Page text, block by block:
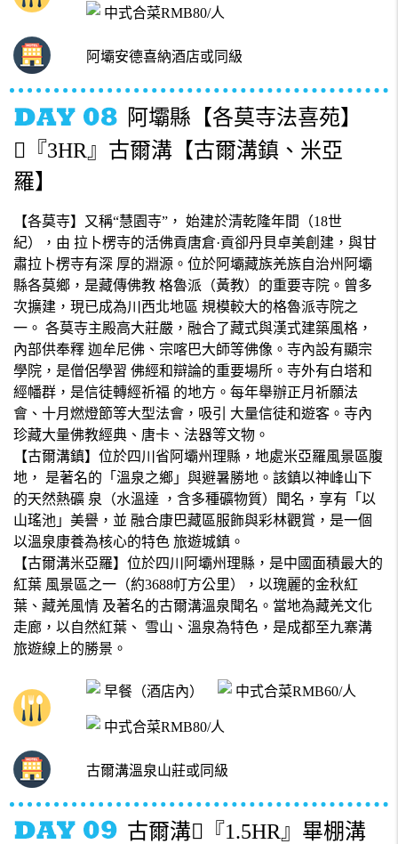
中式合菜RMB80/人
阿壩安德喜納酒店或同級
阿壩縣【各莫寺法喜苑】
『3HR』古爾溝【古爾溝鎮、米亞
羅】
【各莫寺】又稱“慧園寺”， 始建於清乾隆年間（18世
紀），由 拉卜楞寺的活佛貢唐倉·貢卻丹貝卓美創建，與甘
肅拉卜楞寺有深 厚的淵源。位於阿壩藏族羌族自治州阿壩
縣各莫鄉，是藏傳佛教 格魯派（黃教）的重要寺院。曾多
次擴建，現已成為川西北地區 規模較大的格魯派寺院之
一。 各莫寺主殿高大莊嚴，融合了藏式與漢式建築風格，
內部供奉釋 迦牟尼佛、宗喀巴大師等佛像。寺內設有顯宗
學院，是僧侶學習 佛經和辯論的重要場所。寺外有白塔和
經幡群，是信徒轉經祈福 的地方。每年舉辦正月祈願法
會、十月燃燈節等大型法會，吸引 大量信徒和遊客。寺內
珍藏大量佛教經典、唐卡、法器等文物。
【古爾溝鎮】位於四川省阿壩州理縣，地處米亞羅風景區腹
地， 是著名的「溫泉之鄉」與避暑勝地。該鎮以神峰山下
的天然熱礦 泉（水溫達 ，含多種礦物質）聞名，享有「以
山瑤池」美譽，並 融合康巴藏區服飾與彩林觀賞，是一個
以溫泉康養為核心的特色 旅遊城鎮。
【古爾溝米亞羅】位於四川阿壩州理縣，是中國面積最大的
紅葉 風景區之一（約3688帄方公里），以瑰麗的金秋紅
葉、藏羌風情 及著名的古爾溝溫泉聞名。當地為藏羌文化
走廊，以自然紅葉、 雪山、溫泉為特色，是成都至九寨溝
旅遊線上的勝景。
早餐（酒店內） 中式合菜RMB60/人
中式合菜RMB80/人
古爾溝溫泉山莊或同級
古爾溝『1.5HR』畢棚溝